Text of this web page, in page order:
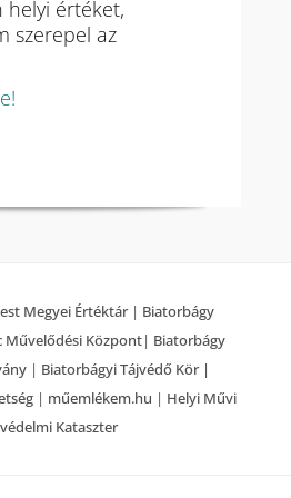
helyi értéket,
szerepel az
Megyei Értéktár| Biatorbágy
Művelődési Központ| Biatorbágy
| Biatorbágyi Tájvédő Kör |
| műemlékem.hu | Helyi Művi
Kataszter